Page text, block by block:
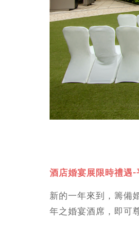
酒店婚宴展限時禮遇
新的一年來到，籌備
年之婚宴酒席，即可